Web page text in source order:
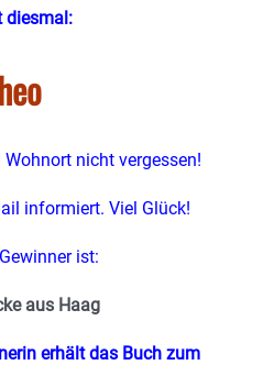
diesmal:
nicht vergessen!
informiert. Viel Glück!
ist:
aus Haag
erhält das Buch zum